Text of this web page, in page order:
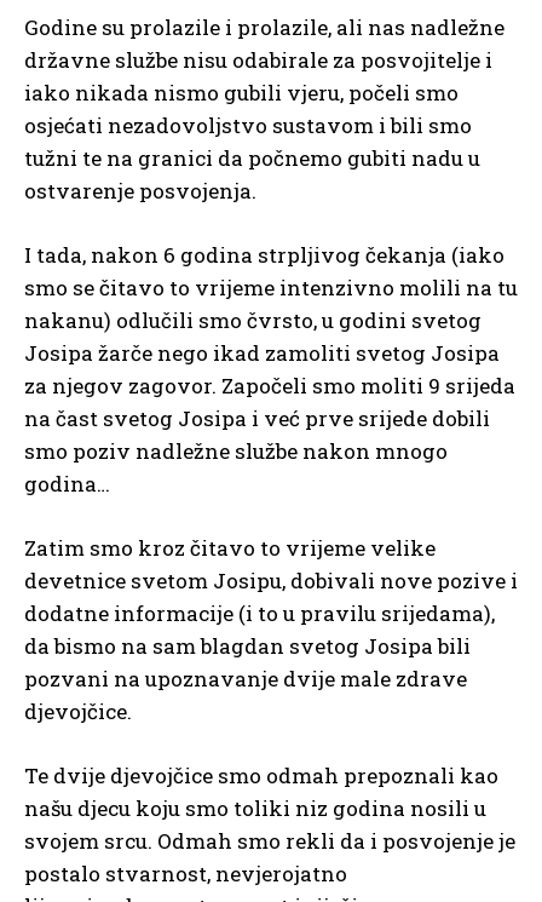
Godine su prolazile i prolazile, ali nas nadležne
državne službe nisu odabirale za posvojitelje i
iako nikada nismo gubili vjeru, počeli smo
osjećati nezadovoljstvo sustavom i bili smo
tužni te na granici da počnemo gubiti nadu u
ostvarenje posvojenja.
I tada, nakon 6 godina strpljivog čekanja (iako
smo se čitavo to vrijeme intenzivno molili na tu
nakanu) odlučili smo čvrsto, u godini svetog
Josipa žarče nego ikad zamoliti svetog Josipa
za njegov zagovor. Započeli smo moliti 9 srijeda
na čast svetog Josipa i već prve srijede dobili
smo poziv nadležne službe nakon mnogo
godina…
Zatim smo kroz čitavo to vrijeme velike
devetnice svetom Josipu, dobivali nove pozive i
dodatne informacije (i to u pravilu srijedama),
da bismo na sam blagdan svetog Josipa bili
pozvani na upoznavanje dvije male zdrave
djevojčice.
Te dvije djevojčice smo odmah prepoznali kao
našu djecu koju smo toliki niz godina nosili u
svojem srcu. Odmah smo rekli da i posvojenje je
postalo stvarnost, nevjerojatno